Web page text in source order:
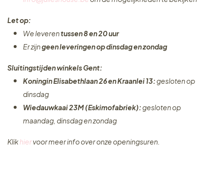
Let op:
We leverentussen 8 en 20 uur
Er zijngeen leveringenop dinsdag en zondag
Sluitingstijden winkels Gent:
Koningin Elisabethlaan 26 en Kraanlei 13:gesloten op
dinsdag
Wiedauwkaai 23M (Eskimofabriek):gesloten op
maandag, dinsdag en zondag
Klikhiervoor meer info over onze openingsuren.